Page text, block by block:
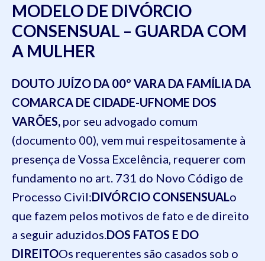
MODELO DE DIVÓRCIO
CONSENSUAL – GUARDA COM
A MULHER
DOUTO JUÍZO DA 00º VARA DA FAMÍLIA DA
COMARCA DE CIDADE-UFNOME DOS
VARÕES, por seu advogado comum
(documento 00), vem mui respeitosamente à
presença de Vossa Excelência, requerer com
fundamento no art. 731 do Novo Código de
Processo Civil:DIVÓRCIO CONSENSUALo
que fazem pelos motivos de fato e de direito
a seguir aduzidos.DOS FATOS E DO
DIREITOOs requerentes são casados sob o